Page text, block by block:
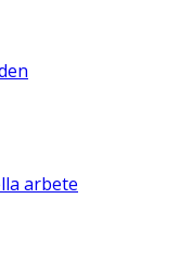
arbete